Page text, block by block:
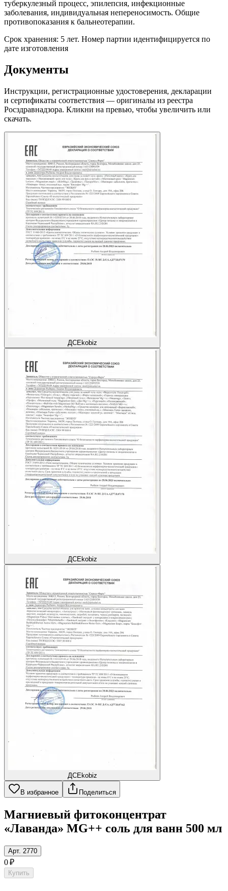
туберкулезный процесс, эпилепсия, инфекционные
заболевания, индивидуальная непереносимость. Общие
противопоказания к бальнеотерапии.
Срок хранения: 5 лет. Номер партии идентифицируется по
дате изготовления
Документы
Инструкции, регистрационные удостоверения, декларации
и сертификаты соответствия — оригиналы из реестра
Росздравнадзора. Кликни на превью, чтобы увеличить или
скачать.
ДСEkobiz
ДСEkobiz
ДСEkobiz
В избранное Поделиться
Магниевый фитоконцентрат
«Лаванда» MG++ соль для ванн 500 мл
Арт. 2770
0 ₽
Купить